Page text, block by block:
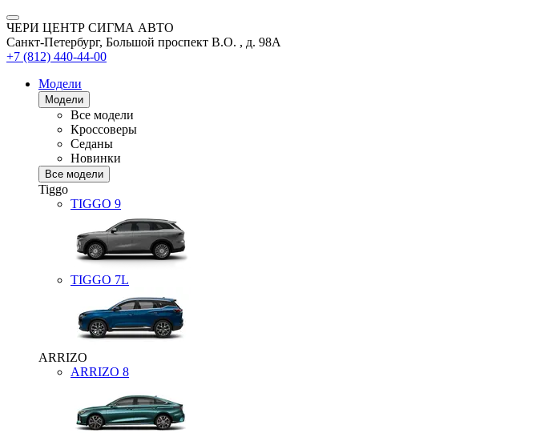
ЧЕРИ ЦЕНТР СИГМА АВТО
Санкт-Петербург, Большой проспект В.О. , д. 98А
+7 (812) 440-44-00
Модели
Модели
Все модели
Кроссоверы
Седаны
Новинки
Все модели
Tiggo
TIGGO 9
TIGGO 7L
ARRIZO
ARRIZO 8